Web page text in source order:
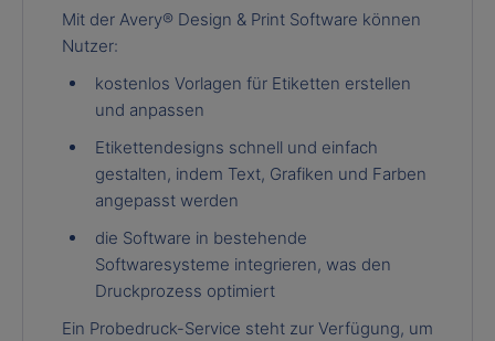
Mit der Avery® Design & Print Software können
Nutzer:
kostenlos Vorlagen für Etiketten erstellen
und anpassen
Etikettendesigns schnell und einfach
gestalten, indem Text, Grafiken und Farben
angepasst werden
die Software in bestehende
Softwaresysteme integrieren, was den
Druckprozess optimiert
Ein Probedruck-Service steht zur Verfügung, um